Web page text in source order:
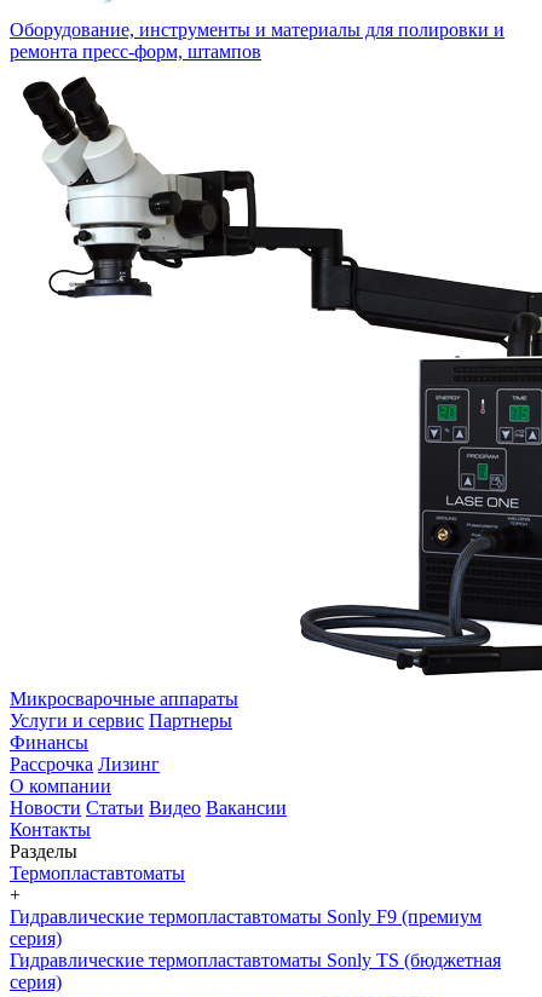
Оборудование, инструменты и материалы для полировки и
ремонта пресс-форм, штампов
Микросварочные аппараты
Услуги и сервис Партнеры
Финансы
Рассрочка Лизинг
О компании
Новости Статьи Видео Вакансии
Контакты
Разделы
Термопластавтоматы
+
Гидравлические термопластавтоматы Sonly F9 (премиум
серия)
Гидравлические термопластавтоматы Sonly TS (бюджетная
серия)